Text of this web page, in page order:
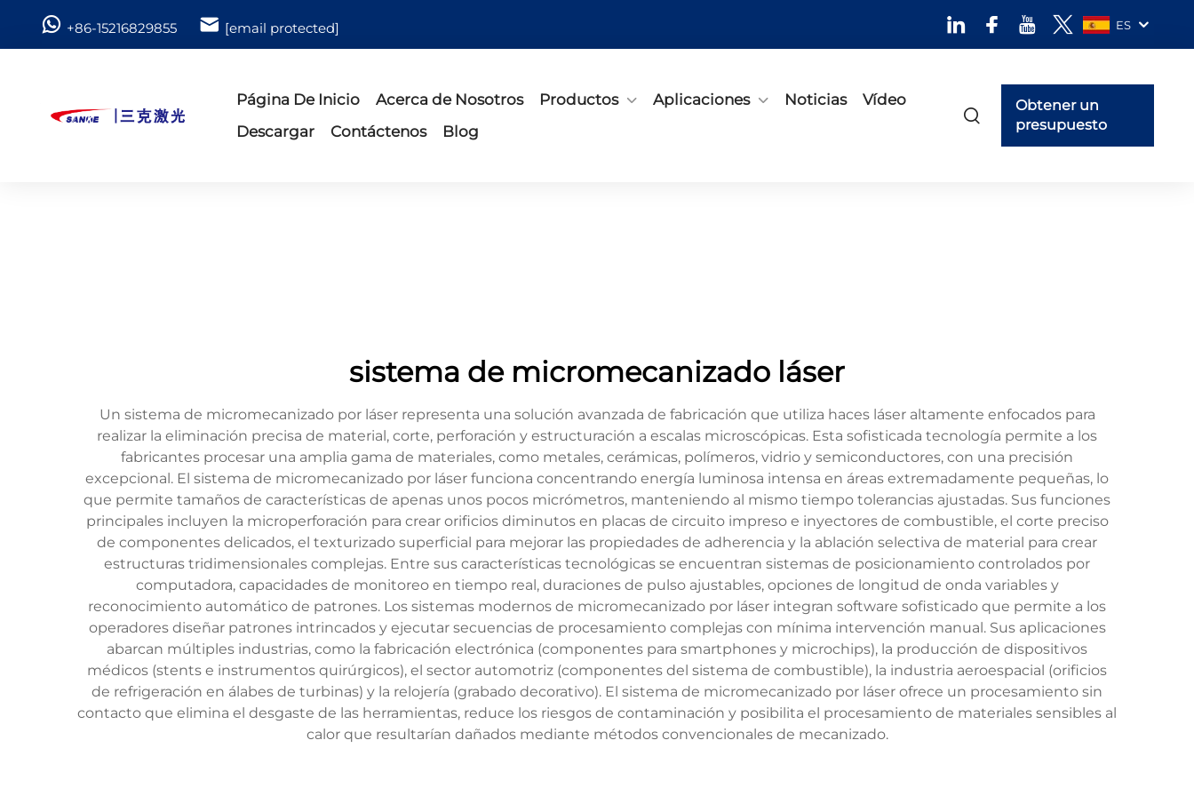
+86-15216829855 [email protected] ES
Página De Inicio Acerca de Nosotros Productos Aplicaciones Noticias
Vídeo
Descargar
Contáctenos Blog
Obtener un
presupuesto
sistema de micromecanizado láser
Un sistema de micromecanizado por láser representa una solución avanzada de fabricación que utiliza haces láser altamente enfocados para
realizar la eliminación precisa de material, corte, perforación y estructuración a escalas microscópicas. Esta sofisticada tecnología permite a los
fabricantes procesar una amplia gama de materiales, como metales, cerámicas, polímeros, vidrio y semiconductores, con una precisión
excepcional. El sistema de micromecanizado por láser funciona concentrando energía luminosa intensa en áreas extremadamente pequeñas, lo
que permite tamaños de características de apenas unos pocos micrómetros, manteniendo al mismo tiempo tolerancias ajustadas. Sus funciones
principales incluyen la microperforación para crear orificios diminutos en placas de circuito impreso e inyectores de combustible, el corte preciso
de componentes delicados, el texturizado superficial para mejorar las propiedades de adherencia y la ablación selectiva de material para crear
estructuras tridimensionales complejas. Entre sus características tecnológicas se encuentran sistemas de posicionamiento controlados por
computadora, capacidades de monitoreo en tiempo real, duraciones de pulso ajustables, opciones de longitud de onda variables y
reconocimiento automático de patrones. Los sistemas modernos de micromecanizado por láser integran software sofisticado que permite a los
operadores diseñar patrones intrincados y ejecutar secuencias de procesamiento complejas con mínima intervención manual. Sus aplicaciones
abarcan múltiples industrias, como la fabricación electrónica (componentes para smartphones y microchips), la producción de dispositivos
médicos (stents e instrumentos quirúrgicos), el sector automotriz (componentes del sistema de combustible), la industria aeroespacial (orificios
de refrigeración en álabes de turbinas) y la relojería (grabado decorativo). El sistema de micromecanizado por láser ofrece un procesamiento sin
contacto que elimina el desgaste de las herramientas, reduce los riesgos de contaminación y posibilita el procesamiento de materiales sensibles al
calor que resultarían dañados mediante métodos convencionales de mecanizado.